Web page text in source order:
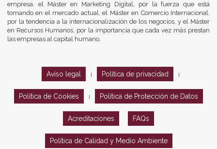
empresa, el Máster en Marketing Digital, por la fuerza que está
tomando en el mercado actual, el Máster en Comercio Internacional,
por la tendencia a la internacionalización de los negocios, y el Máster
en Recursos Humanos, por la importancia que cada vez más prestan
las empresas al capital humano.
Aviso legal Política de privacidad
Política de Cookies Política de Protección de Datos
Acreditaciones FAQs
Política de Calidad y Medio Ambiente